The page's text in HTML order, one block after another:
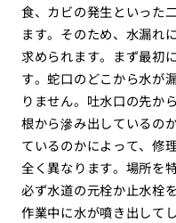
食、カビの発生といった
ます。そのため、水漏れ
求められます。まず最初
す。蛇口のどこから水が
りません。吐水口の先か
根から滲み出しているの
ているのかによって、修
全く異なります。場所を
必ず水道の元栓か止水栓
作業中に水が噴き出して